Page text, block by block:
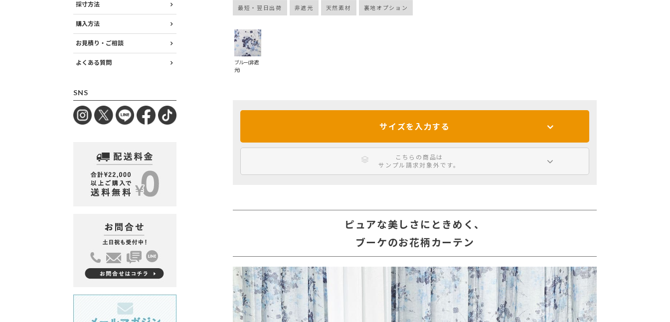
採寸方法
購入方法
お見積り・ご相談
よくある質問
SNS
最短・翌日出荷 非遮光 天然素材 裏地オプション
ブルー(非遮
光)
サイズを入力する
こちらの商品は
サンプル請求対象外です。
ピュアな美しさにときめく、
ブーケのお花柄カーテン